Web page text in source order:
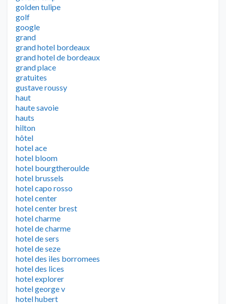
golden tulipe
golf
google
grand
grand hotel bordeaux
grand hotel de bordeaux
grand place
gratuites
gustave roussy
haut
haute savoie
hauts
hilton
hôtel
hotel ace
hotel bloom
hotel bourgtheroulde
hotel brussels
hotel capo rosso
hotel center
hotel center brest
hotel charme
hotel de charme
hotel de sers
hotel de seze
hotel des iles borromees
hotel des lices
hotel explorer
hotel george v
hotel hubert